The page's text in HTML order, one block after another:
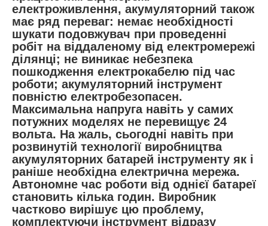
електроживлення, акумуляторний також
має ряд переваг: немає необхідності
шукати подовжувач при проведенні
робіт на віддаленому від електромережі
ділянці; не виникає небезпека
пошкодження електрокабелю під час
роботи; акумуляторний інструмент
повністю електробезопасен.
Максимальна напруга навіть у самих
потужних моделях не перевищує 24
вольта. На жаль, сьогодні навіть при
розвинутій технології виробництва
акумуляторних батарей інструменту як і
раніше необхідна електрична мережа.
Автономне час роботи від однієї батареї
становить кілька годин. Виробник
частково вирішує цю проблему,
комплектуючи інструмент відразу